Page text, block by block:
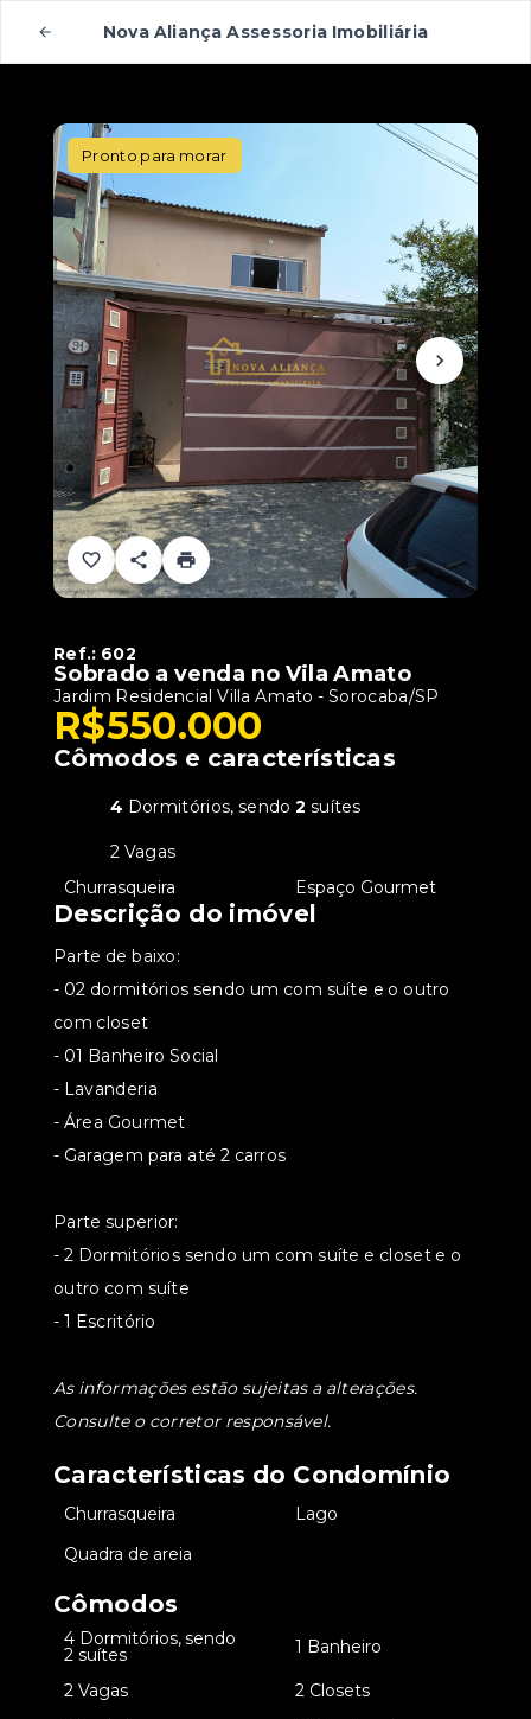
Nova Aliança Assessoria Imobiliária
Pronto para morar
Ref.: 602
Sobrado a venda no Vila Amato
Jardim Residencial Villa Amato - Sorocaba/SP
R$550.000
Cômodos e características
4 Dormitórios, sendo2 suítes
2 Vagas
Churrasqueira Espaço Gourmet
Descrição do imóvel
Parte de baixo:
- 02 dormitórios sendo um com suíte e o outro
com closet
- 01 Banheiro Social
- Lavanderia
- Área Gourmet
- Garagem para até 2 carros
Parte superior:
- 2 Dormitórios sendo um com suíte e closet e o
outro com suíte
- 1 Escritório
As informações estão sujeitas a alterações.
Consulte o corretor responsável.
Características do Condomínio
Churrasqueira
Lago
Quadra de areia
Cômodos
4 Dormitórios, sendo
2 suítes 1 Banheiro
2 Vagas
2 Closets